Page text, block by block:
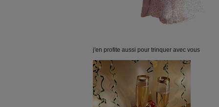
j'en profite aussi pour trinquer avec vous